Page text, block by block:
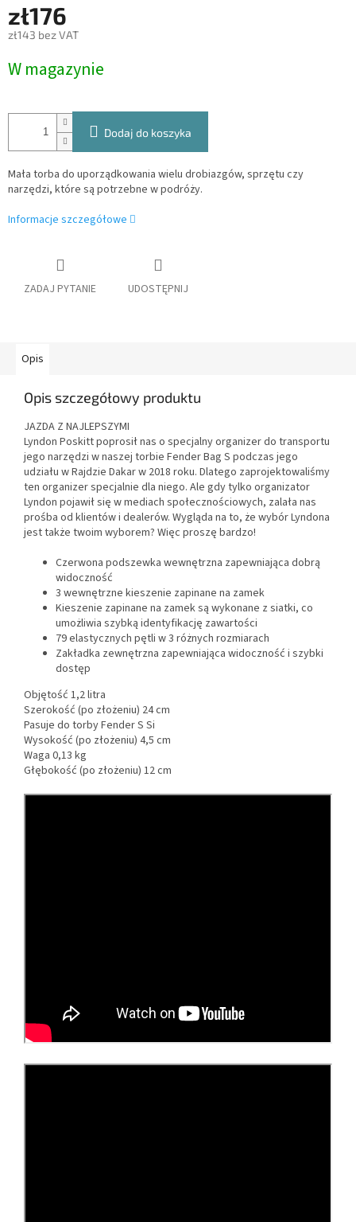
zł176
zł143 bez VAT
jednostkowa:
W magazynie
Dodaj do koszyka
Mała torba do uporządkowania wielu drobiazgów, sprzętu czy
narzędzi, które są potrzebne w podróży.
Informacje szczegółowe
ZADAJ PYTANIE UDOSTĘPNIJ
Opis
Opis szczegółowy produktu
JAZDA Z NAJLEPSZYMI
Lyndon Poskitt poprosił nas o specjalny organizer do transportu
jego narzędzi w naszej torbie Fender Bag S podczas jego
udziału w Rajdzie Dakar w 2018 roku. Dlatego zaprojektowaliśmy
ten organizer specjalnie dla niego. Ale gdy tylko organizator
Lyndon pojawił się w mediach społecznościowych, zalała nas
prośba od klientów i dealerów. Wygląda na to, że wybór Lyndona
jest także twoim wyborem? Więc proszę bardzo!
Czerwona podszewka wewnętrzna zapewniająca dobrą
widoczność
3 wewnętrzne kieszenie zapinane na zamek
Kieszenie zapinane na zamek są wykonane z siatki, co
umożliwia szybką identyfikację zawartości
79 elastycznych pętli w 3 różnych rozmiarach
Zakładka zewnętrzna zapewniająca widoczność i szybki
dostęp
Objętość 1,2 litra
Szerokość (po złożeniu) 24 cm
Pasuje do torby Fender S Si
Wysokość (po złożeniu) 4,5 cm
Waga 0,13 kg
Głębokość (po złożeniu) 12 cm